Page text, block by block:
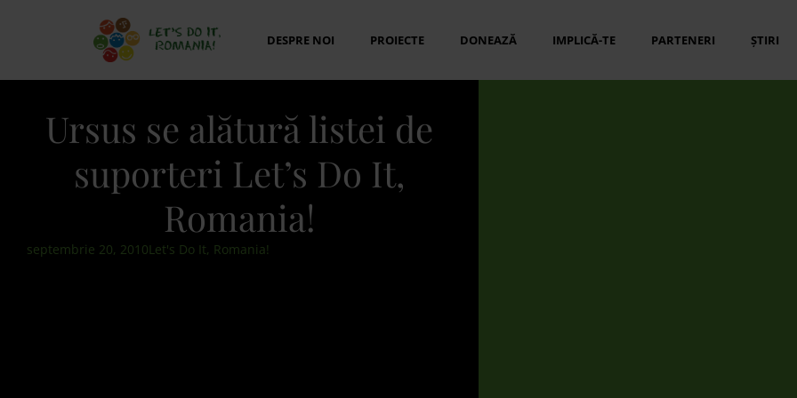
DESPRE NOI PROIECTE DONEAZĂ IMPLICĂ-TE PARTENERI ȘTIRI
Ursus se alătură listei de
suporteri Let’s Do It,
Romania!
septembrie 20, 2010Let's Do It, Romania!